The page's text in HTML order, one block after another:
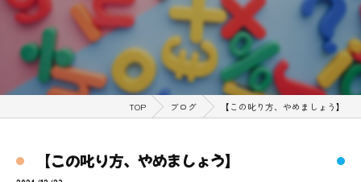
TOP ブログ 【この叱り方、やめましょう】⁡
【この叱り方、やめましょう】⁡